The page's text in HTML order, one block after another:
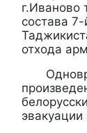
г.Иваново
состава
отхода